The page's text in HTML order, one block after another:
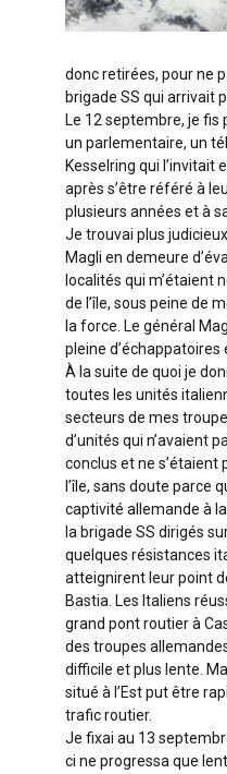
donc retirées, pour ne
brigade SS qui arrivait
Le 12 septembre, je fis
un parlementaire, un
Kesselring qui l’invitait
après s’être référé à
plusieurs années et à
Je trouvai plus
Magli en demeure
localités qui m’étaient
de l’île, sous peine de
la force. Le général
pleine d’échappatoires
À la suite de quoi je
toutes les unités
secteurs de mes
d’unités qui n’avaient
conclus et ne s’étaient
l’île, sans doute parce
captivité allemande à
la brigade SS dirigés
quelques résistances
atteignirent leur point
Bastia. Les Italiens
grand pont routier à
des troupes
difficile et plus lente.
situé à l’Est put être
trafic routier.
Je fixai au 13
ci ne progressa que